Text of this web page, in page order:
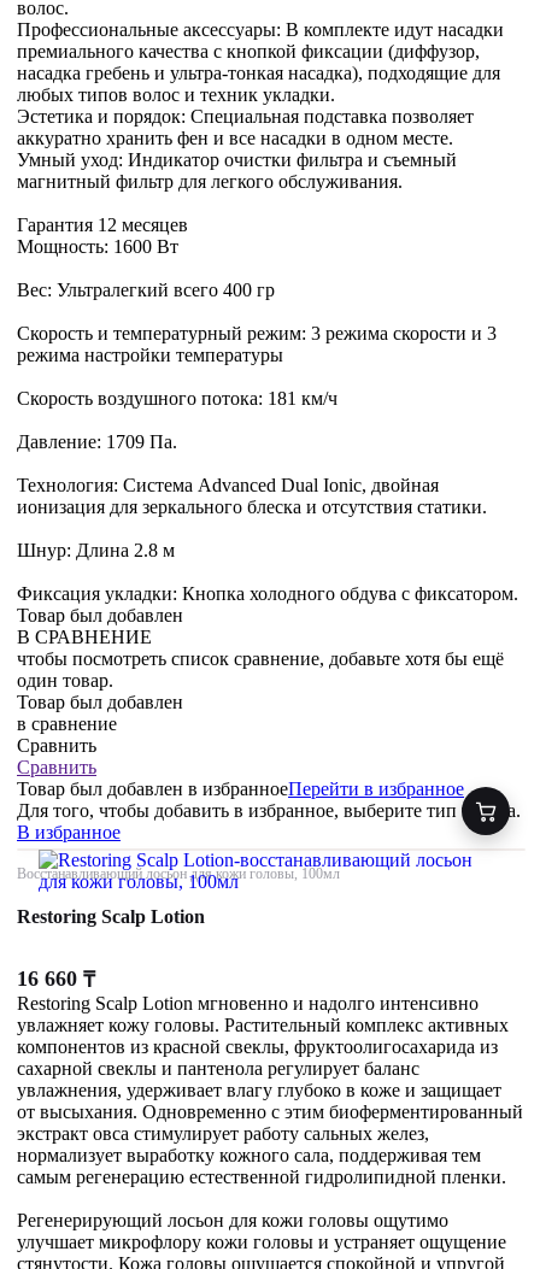
волос.
Профессиональные аксессуары: В комплекте идут насадки
премиального качества с кнопкой фиксации (диффузор,
насадка гребень и ультра-тонкая насадка), подходящие для
любых типов волос и техник укладки.
Эстетика и порядок: Специальная подставка позволяет
аккуратно хранить фен и все насадки в одном месте.
Умный уход: Индикатор очистки фильтра и съемный
магнитный фильтр для легкого обслуживания.
Гарантия 12 месяцев
Мощность: 1600 Вт
Вес: Ультралегкий всего 400 гр
Скорость и температурный режим: 3 режима скорости и 3
режима настройки температуры
Скорость воздушного потока: 181 км/ч
Давление: 1709 Па.
Технология: Система Advanced Dual Ionic, двойная
ионизация для зеркального блеска и отсутствия статики.
Шнур: Длина 2.8 м
Фиксация укладки: Кнопка холодного обдува с фиксатором.
Товар был добавлен
В СРАВНЕНИЕ
чтобы посмотреть список сравнение, добавьте хотя бы ещё
один товар.
Товар был добавлен
в сравнение
Сравнить
Сравнить
Товар был добавлен в избранноеПерейти в избранное
Для того, чтобы добавить в избранное, выберите тип товара.
В избранное
Восстанавливающий лосьон для кожи головы, 100мл
Restoring Scalp Lotion
16 660 ₸
Restoring Scalp Lotion мгновенно и надолго интенсивно
увлажняет кожу головы. Растительный комплекс активных
компонентов из красной свеклы, фруктоолигосахарида из
сахарной свеклы и пантенола регулирует баланс
увлажнения, удерживает влагу глубоко в коже и защищает
от высыхания. Одновременно с этим биоферментированный
экстракт овса стимулирует работу сальных желез,
нормализует выработку кожного сала, поддерживая тем
самым регенерацию естественной гидролипидной пленки.
Регенерирующий лосьон для кожи головы ощутимо
улучшает микрофлору кожи головы и устраняет ощущение
стянутости. Кожа головы ощущается спокойной и упругой